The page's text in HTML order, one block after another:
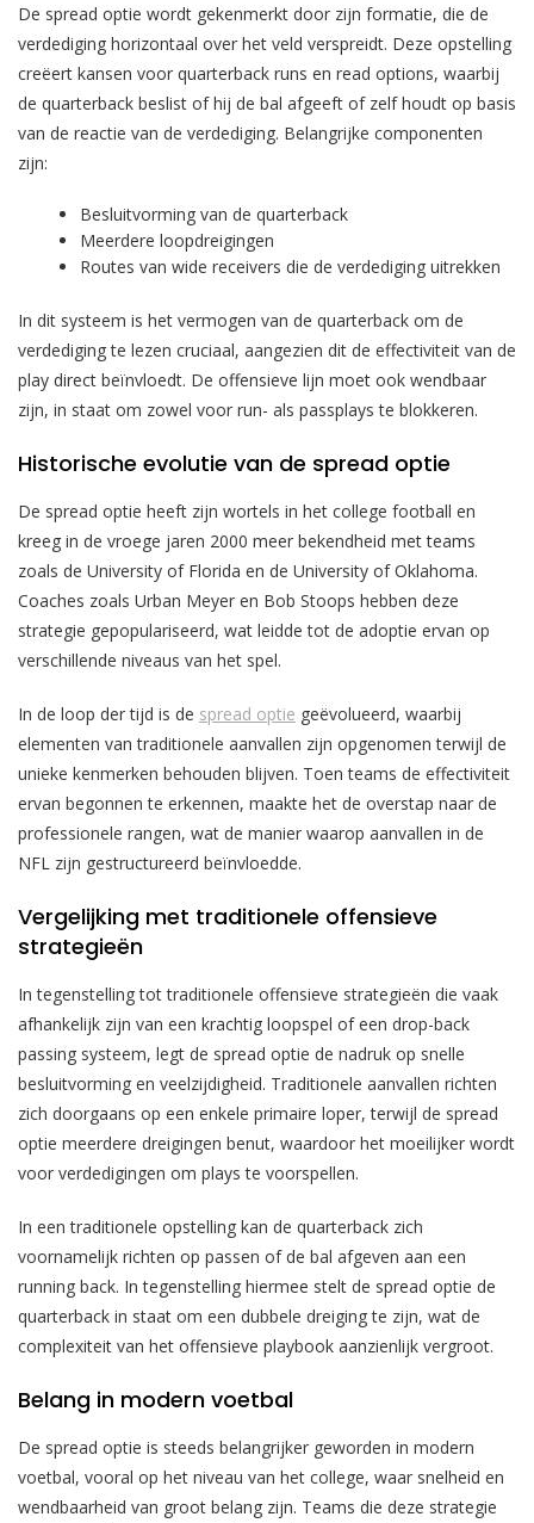
De spread optie wordt gekenmerkt door zijn formatie, die de
verdediging horizontaal over het veld verspreidt. Deze opstelling
creëert kansen voor quarterback runs en read options, waarbij
de quarterback beslist of hij de bal afgeeft of zelf houdt op basis
van de reactie van de verdediging. Belangrijke componenten
zijn:
Besluitvorming van de quarterback
Meerdere loopdreigingen
Routes van wide receivers die de verdediging uitrekken
In dit systeem is het vermogen van de quarterback om de
verdediging te lezen cruciaal, aangezien dit de effectiviteit van de
play direct beïnvloedt. De offensieve lijn moet ook wendbaar
zijn, in staat om zowel voor run- als passplays te blokkeren.
Historische evolutie van de spread optie
De spread optie heeft zijn wortels in het college football en
kreeg in de vroege jaren 2000 meer bekendheid met teams
zoals de University of Florida en de University of Oklahoma.
Coaches zoals Urban Meyer en Bob Stoops hebben deze
strategie gepopulariseerd, wat leidde tot de adoptie ervan op
verschillende niveaus van het spel.
In de loop der tijd is de spread optie geëvolueerd, waarbij
elementen van traditionele aanvallen zijn opgenomen terwijl de
unieke kenmerken behouden blijven. Toen teams de effectiviteit
ervan begonnen te erkennen, maakte het de overstap naar de
professionele rangen, wat de manier waarop aanvallen in de
NFL zijn gestructureerd beïnvloedde.
Vergelijking met traditionele offensieve
strategieën
In tegenstelling tot traditionele offensieve strategieën die vaak
afhankelijk zijn van een krachtig loopspel of een drop-back
passing systeem, legt de spread optie de nadruk op snelle
besluitvorming en veelzijdigheid. Traditionele aanvallen richten
zich doorgaans op een enkele primaire loper, terwijl de spread
optie meerdere dreigingen benut, waardoor het moeilijker wordt
voor verdedigingen om plays te voorspellen.
In een traditionele opstelling kan de quarterback zich
voornamelijk richten op passen of de bal afgeven aan een
running back. In tegenstelling hiermee stelt de spread optie de
quarterback in staat om een dubbele dreiging te zijn, wat de
complexiteit van het offensieve playbook aanzienlijk vergroot.
Belang in modern voetbal
De spread optie is steeds belangrijker geworden in modern
voetbal, vooral op het niveau van het college, waar snelheid en
wendbaarheid van groot belang zijn. Teams die deze strategie